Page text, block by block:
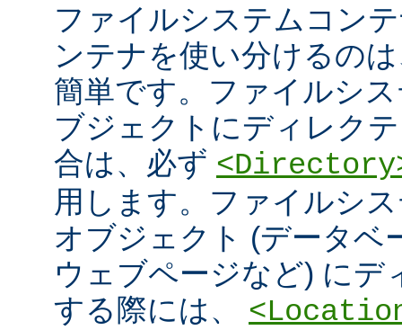
ファイルシステムコン
ンテナを使い分けるの
簡単です。ファイルシ
ブジェクトにディレク
合は、必ず
用します。ファイルシ
オブジェクト (データベ
ウェブページなど) にデ
する際には、